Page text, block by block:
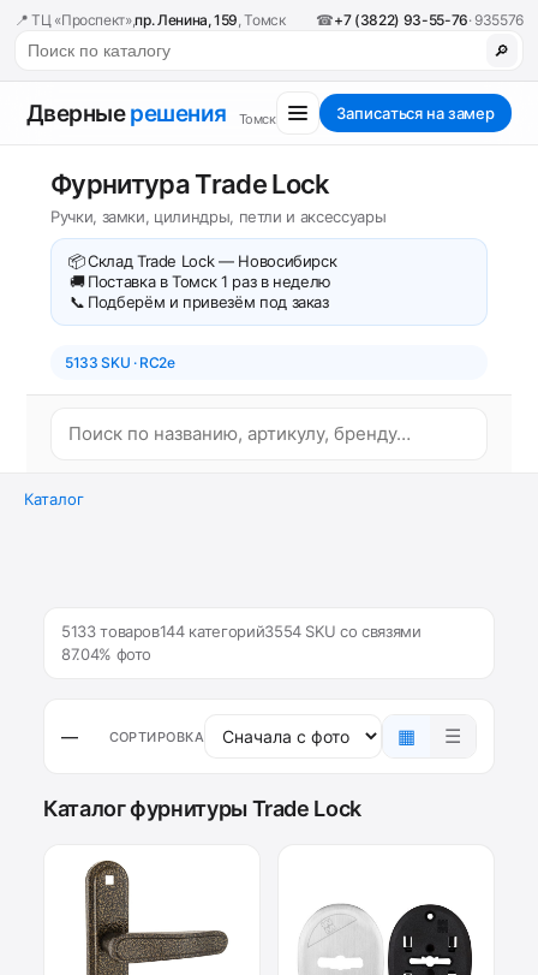
📍 ТЦ «Проспект»,пр. Ленина, 159, Томск ☎+7 (3822) 93-55-76· 935576
🔎
Дверныерешения Томск Записаться на замер
Фурнитура Trade Lock
Ручки, замки, цилиндры, петли и аксессуары
📦Склад Trade Lock — Новосибирск
🚚 Поставка в Томск 1 раз в неделю
📞 Подберём и привезём под заказ
5133 SKU · RC2e
Каталог
5133 товаров144 категорий3554 SKU со связями
87.04% фото
— СОРТИРОВКА ▦ ☰
Каталог фурнитуры Trade Lock